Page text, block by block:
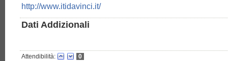
http://www.itidavinci.it/
Dati Addizionali
Attendibilità: 0